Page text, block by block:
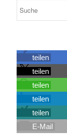
teilen
teilen
teilen
teilen
teilen
E-Mail